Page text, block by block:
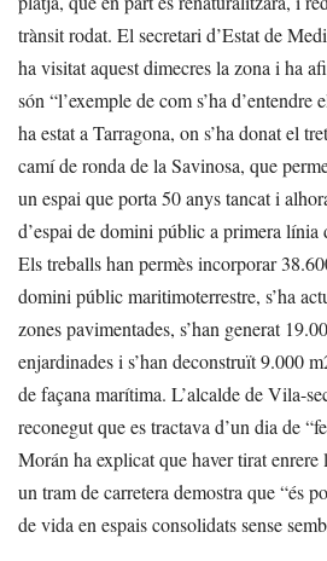
trànsit rodat. El secretari d’Estat de
ha visitat aquest dimecres la zona i ha
són “l’exemple de com s’ha
ha estat a Tarragona, on s’ha donat el
camí de ronda de la Savinosa, que
un espai que porta 50 anys tancat i
d’espai de domini públic a primera línia
Els treballs han permès incorporar
domini públic maritimoterrestre, s’ha
zones pavimentades, s’han generat
enjardinades i s’han deconstruït 9.000
de façana marítima. L’alcalde de Vila-
reconegut que es tractava d’un dia de
Morán ha explicat que haver tirat
un tram de carretera demostra que “és
de vida en espais consolidats sense